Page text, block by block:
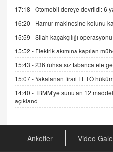
ADEM AKÖL
Esed
Sednaya
11.12.2024 12:30
DR. EKREM
Gerçek Ne, Algı
Cümlesinin
19.07.2025 12:45
Şifacının Yolu
04.11.2025 12:56
17:18 -Otomobil dereye devrildi: 6
16:20 - Hamur makinesine kolunu
15:59 -Silah kaçakçılığı
15:52 - Elektrik akımına kapılan
15:43 -236 ruhsatsız tabanca ele
15:07 -Yakalanan firari FETÖ
14:40 -TBMM'ye sunulan 12
açıklandı
Anketler Video